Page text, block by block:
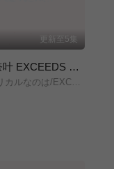
更新至5集
魔法少女奈叶 EXCEEDS Gun Blaze Vengeance
魔法少女リリカルなのは/EXCEEDS/Gun/Blaze/Vengeance/